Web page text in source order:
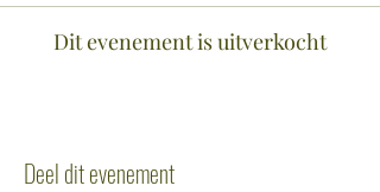
Dit evenement is uitverkocht
Deel dit evenement